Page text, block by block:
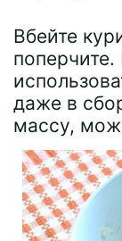
Вбейте
даже в
массу,